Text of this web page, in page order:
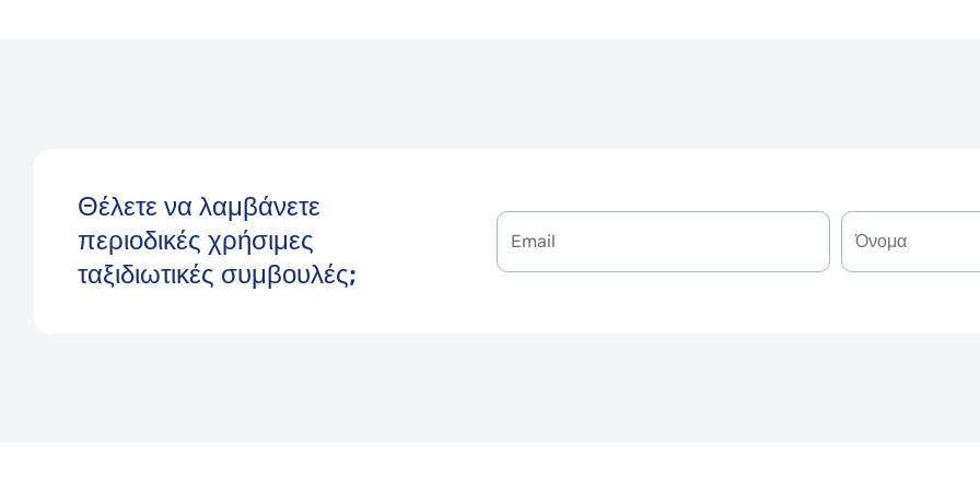
Θέλετε να λαμβάνετε
περιοδικές χρήσιμες
ταξιδιωτικές συμβουλές;